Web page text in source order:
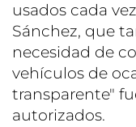
usados cada
Sánchez, que
necesidad de
vehículos de
transparente"
autorizados.